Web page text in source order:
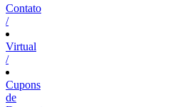
Contato
/
Virtual
/
Cupons
de